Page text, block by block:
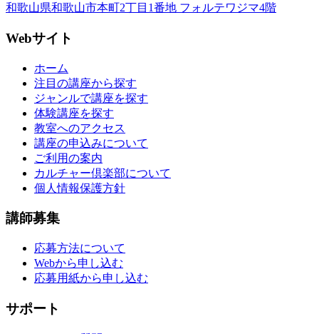
和歌山県和歌山市本町2丁目1番地 フォルテワジマ4階
Webサイト
ホーム
注目の講座から探す
ジャンルで講座を探す
体験講座を探す
教室へのアクセス
講座の申込みについて
ご利用の案内
カルチャー倶楽部について
個人情報保護方針
講師募集
応募方法について
Webから申し込む
応募用紙から申し込む
サポート